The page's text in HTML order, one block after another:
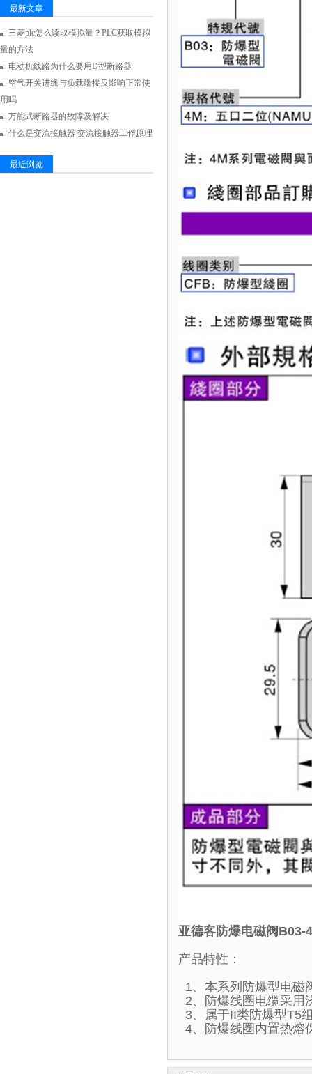
最新文章
三菱plc怎么读取模拟量？PLC获取模拟
量的方法
电动机线路为什么要用D型断路器
空气开关进线与负载端接反影响正常使
用吗
万能式断路器的故障及解决
什么是交流接触器 交流接触器工作原理
最近浏览
亚德客防爆电磁阀B03-
产品特性：
1、本系列防爆型电磁
2、防爆线圈电缆采用
3、属于II类防爆型T5
4、防爆线圈内置热熔